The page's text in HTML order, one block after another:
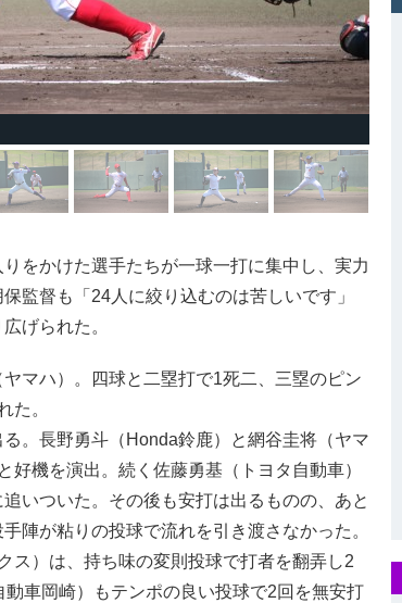
をかけた選手たちが一球一打に集中し、実力
監督も「24人に絞り込むのは苦しいです」
げられた。
マハ）。四球と二塁打で1死二、三塁のピン
た。
。長野勇斗（Honda鈴鹿）と網谷圭将（ヤマ
機を演出。続く佐藤勇基（トヨタ自動車）
いついた。その後も安打は出るものの、あと
陣が粘りの投球で流れを引き渡さなかった。
）は、持ち味の変則投球で打者を翻弄し2
車岡崎）もテンポの良い投球で2回を無安打